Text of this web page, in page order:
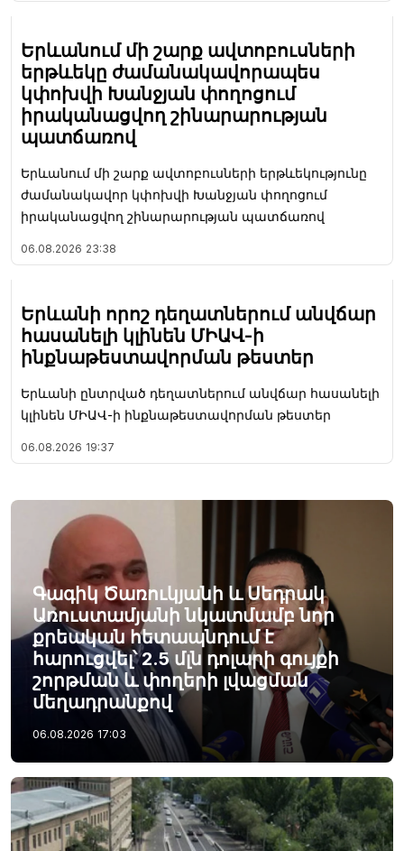
Երևանում մի շարք ավտոբուսների
երթևեկը ժամանակավորապես
կփոխվի Խանջյան փողոցում
իրականացվող շինարարության
պատճառով
Երևանում մի շարք ավտոբուսների երթևեկությունը
ժամանակավոր կփոխվի Խանջյան փողոցում
իրականացվող շինարարության պատճառով
06.08.2026 23:38
Երևանի որոշ դեղատներում անվճար
հասանելի կլինեն ՄԻԱՎ-ի
ինքնաթեստավորման թեստեր
Երևանի ընտրված դեղատներում անվճար հասանելի
կլինեն ՄԻԱՎ-ի ինքնաթեստավորման թեստեր
06.08.2026 19:37
Գագիկ Ծառուկյանի և Սեդրակ
Առուստամյանի նկատմամբ նոր
քրեական հետապնդում է
հարուցվել՝ 2.5 մլն դոլարի գույքի
շորթման և փողերի լվացման
մեղադրանքով
06.08.2026 17:03